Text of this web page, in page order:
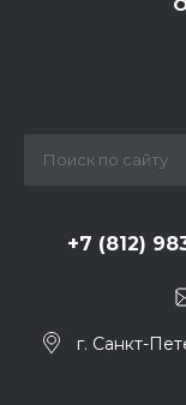
+7 (812)
г. Санкт-